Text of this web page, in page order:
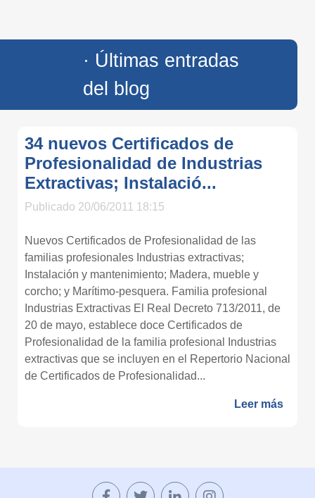
· Últimas entradas
del blog
34 nuevos Certificados de
Profesionalidad de Industrias
Extractivas; Instalació...
Publicado 20/06/2011 18:15
Nuevos Certificados de Profesionalidad de las
familias profesionales Industrias extractivas;
Instalación y mantenimiento; Madera, mueble y
corcho; y Marítimo-pesquera. Familia profesional
Industrias Extractivas El Real Decreto 713/2011, de
20 de mayo, establece doce Certificados de
Profesionalidad de la familia profesional Industrias
extractivas que se incluyen en el Repertorio Nacional
de Certificados de Profesionalidad...
Leer más